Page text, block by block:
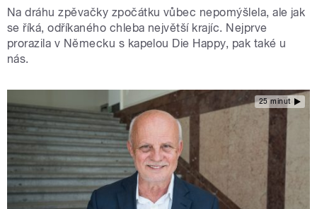
Na dráhu zpěvačky zpočátku vůbec nepomýšlela, ale jak
se říká, odříkaného chleba největší krajíc. Nejprve
prorazila v Německu s kapelou Die Happy, pak také u
nás.
25 minut